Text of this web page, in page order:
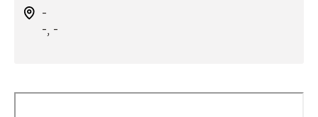
-
-, -